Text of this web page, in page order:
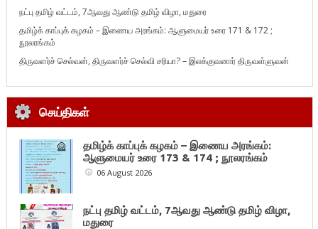
நட்பு தமிழ் வட்டம், 7ஆவது ஆண்டு தமிழ் விழா, மதுரை
தமிழ்க் காப்புக் கழகம் – இணைய அரங்கம்: ஆளுமையர் உரை 171 & 172 ;
நூலரங்கம்
திருவளர்ச் செல்வன், திருவளர்ச் செல்வி சரியா? – இலக்குவனார் திருவள்ளுவன்
செய்திகள்
தமிழ்க் காப்புக் கழகம் – இணைய அரங்கம்:
ஆளுமையர் உரை 173 & 174 ; நூலரங்கம்
06 August 2026
நட்பு தமிழ் வட்டம், 7ஆவது ஆண்டு தமிழ் விழா,
மதுரை